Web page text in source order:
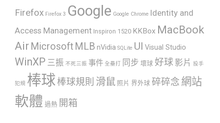
Firefox Firefox 3 Google Google Chrome Identity and
Access Management Inspiron 1520 KKBox MacBook
Air Microsoft MLB nVidia SQLite UI Visual Studio
WinXP 三振 不死三振 事件 全壘打 同步 壞球 好球 影片 投手
犯規 棒球 棒球規則 滑鼠 照片 界外球 碎碎念 網站
軟體 過熱 開箱